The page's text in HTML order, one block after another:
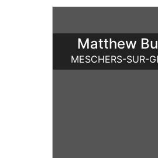
Matthew
MESCHERS-SUR-